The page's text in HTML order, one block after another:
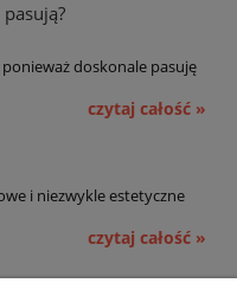
doskonale pasuję
czytaj całość »
i niezwykle estetyczne
czytaj całość »